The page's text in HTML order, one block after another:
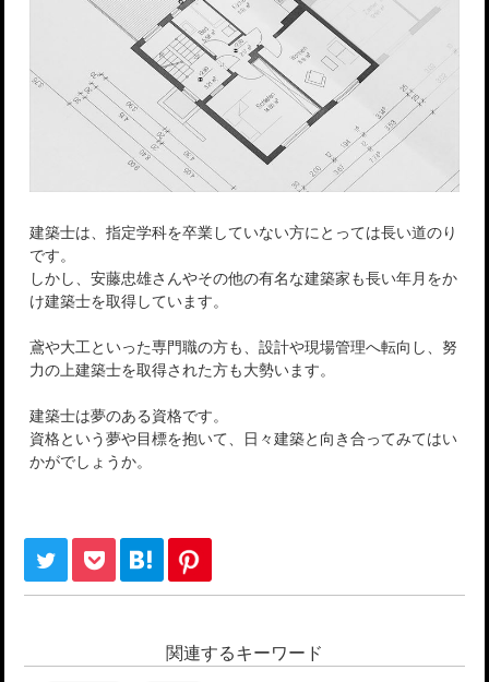
建築士は、指定学科を卒業していない方にとっては長い道のり
です。
しかし、安藤忠雄さんやその他の有名な建築家も長い年月をか
け建築士を取得しています。
鳶や大工といった専門職の方も、設計や現場管理へ転向し、努
力の上建築士を取得された方も大勢います。
建築士は夢のある資格です。
資格という夢や目標を抱いて、日々建築と向き合ってみてはい
かがでしょうか。
関連するキーワード